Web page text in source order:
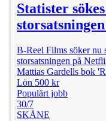
Statister
B-Reel Films söker nu
storsatsningen på
Mattias Gardells bok
Lön 500 kr
Populärt jobb
30/7
SKÅNE